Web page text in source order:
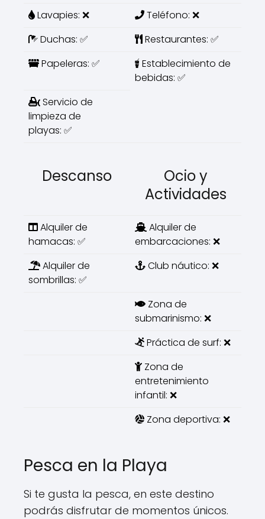
Lavapies: ❌
Teléfono: ❌
Duchas: ✅
Restaurantes: ✅
Papeleras: ✅
Establecimiento de
bebidas: ✅
Servicio de
limpieza de
playas: ✅
Descanso
Ocio y
Actividades
Alquiler de
hamacas: ✅
Alquiler de
embarcaciones: ❌
Alquiler de
sombrillas: ✅
Club náutico: ❌
Zona de
submarinismo: ❌
Práctica de surf: ❌
Zona de
entretenimiento
infantil: ❌
Zona deportiva: ❌
Pesca en la Playa
Si te gusta la pesca, en este destino
podrás disfrutar de momentos únicos.